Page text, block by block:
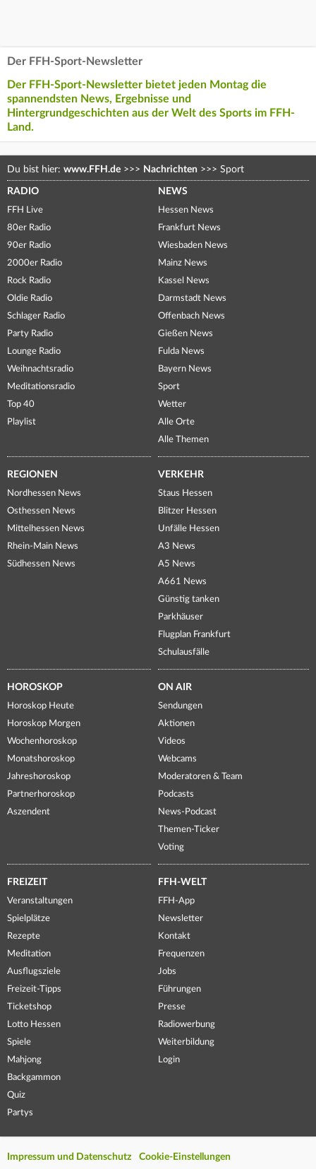
Der FFH-Sport-Newsletter
Der FFH-Sport-Newsletter bietet jeden Montag die
spannendsten News, Ergebnisse und
Hintergrundgeschichten aus der Welt des Sports im FFH-
Land.
Du bist hier: www.FFH.de >>> Nachrichten >>> Sport
RADIO
FFH Live
80er Radio
90er Radio
2000er Radio
Rock Radio
Oldie Radio
Schlager Radio
Party Radio
Lounge Radio
Weihnachtsradio
Meditationsradio
Top 40
Playlist
NEWS
Hessen News
Frankfurt News
Wiesbaden News
Mainz News
Kassel News
Darmstadt News
Offenbach News
Gießen News
Fulda News
Bayern News
Sport
Wetter
Alle Orte
Alle Themen
REGIONEN
Nordhessen News
Osthessen News
Mittelhessen News
Rhein-Main News
Südhessen News
VERKEHR
Staus Hessen
Blitzer Hessen
Unfälle Hessen
A3 News
A5 News
A661 News
Günstig tanken
Parkhäuser
Flugplan Frankfurt
Schulausfälle
HOROSKOP
Horoskop Heute
Horoskop Morgen
Wochenhoroskop
Monatshoroskop
Jahreshoroskop
Partnerhoroskop
Aszendent
ON AIR
Sendungen
Aktionen
Videos
Webcams
Moderatoren & Team
Podcasts
News-Podcast
Themen-Ticker
Voting
FREIZEIT
Veranstaltungen
Spielplätze
Rezepte
Meditation
Ausflugsziele
Freizeit-Tipps
Ticketshop
Lotto Hessen
Spiele
Mahjong
Backgammon
Quiz
Partys
FFH-WELT
FFH-App
Newsletter
Kontakt
Frequenzen
Jobs
Führungen
Presse
Radiowerbung
Weiterbildung
Login
Impressum und Datenschutz Cookie-Einstellungen